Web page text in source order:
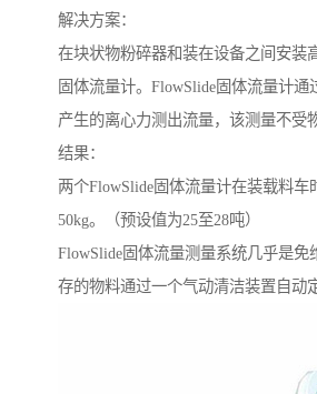
解决方案：
在块状物粉碎器和装在设备之间安装
固体流量计。FlowSlide固体流量计通
产生的离心力测出流量，该测量不受
结果：
两个FlowSlide固体流量计在装载料车
50kg。（预设值为25至28吨）
FlowSlide固体流量测量系统几乎是免
存的物料通过一个气动清洁装置自动